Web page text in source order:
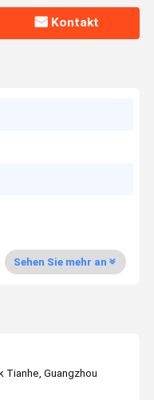
Kontakt
Sehen Sie mehr an
Tianhe, Guangzhou